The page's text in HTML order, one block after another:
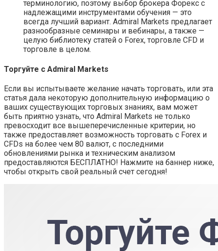
терминологию, поэтому выбор брокера Форекс с
надлежащими инструментами обучения — это
всегда лучший вариант. Admiral Markets предлагает
разнообразные семинары и вебинары, а также —
целую библиотеку статей о Forex, торговле CFD и
торговле в целом.
Торгуйте с Admiral Markets
Если вы испытываете желание начать торговать, или эта
статья дала некоторую дополнительную информацию о
ваших существующих торговых знаниях, вам может
быть приятно узнать, что Admiral Markets не только
превосходит все вышеперечисленные критерии, но
также предоставляет возможность торговать с Forex и
CFDs на более чем 80 валют, с последними
обновлениями рынка и техническим анализом
предоставляются БЕСПЛАТНО! Нажмите на баннер ниже,
чтобы открыть свой реальный счет сегодня!